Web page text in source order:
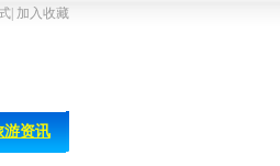
加入收藏
游资讯